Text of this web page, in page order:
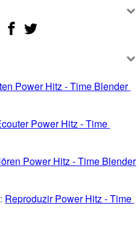
Power Hitz - Time Blender
Power Hitz - Time
Power Hitz - Time Blender
Reproduzir Power Hitz - Time